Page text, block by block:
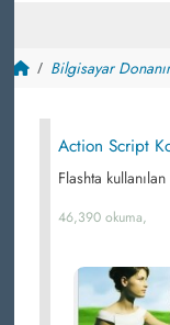
Bilgisayar
Action Script
Flashta
46,390 okuma,